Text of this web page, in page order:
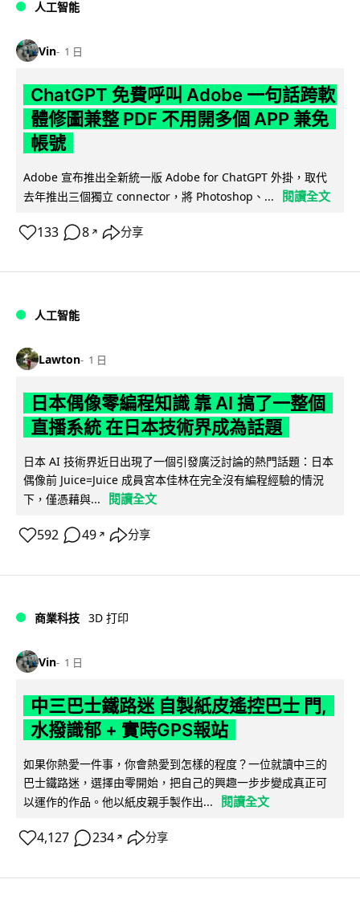
人工智能
Vin 1 日
ChatGPT 免費呼叫 Adobe 一句話跨軟
體修圖兼整 PDF 不用開多個 APP 兼免
帳號
Adobe 宣布推出全新統一版 Adobe for ChatGPT 外掛，取代
去年推出三個獨立 connector，將 Photoshop、...
閱讀全文
133 8 ↗ 分享
人工智能
Lawton 1 日
日本偶像零編程知識 靠 AI 搞了一整個
直播系統 在日本技術界成為話題
日本 AI 技術界近日出現了一個引發廣泛討論的熱門話題：日本
偶像前 Juice=Juice 成員宮本佳林在完全沒有編程經驗的情況
下，僅憑藉與...
閱讀全文
592 49 ↗ 分享
商業科技 3D 打印
Vin 1 日
中三巴士鐵路迷 自製紙皮遙控巴士 門,
水撥識郁 + 實時GPS報站
如果你熱愛一件事，你會熱愛到怎樣的程度？一位就讀中三的
巴士鐵路迷，選擇由零開始，把自己的興趣一步步變成真正可
以運作的作品。他以紙皮親手製作出...
閱讀全文
4,127 234 ↗ 分享